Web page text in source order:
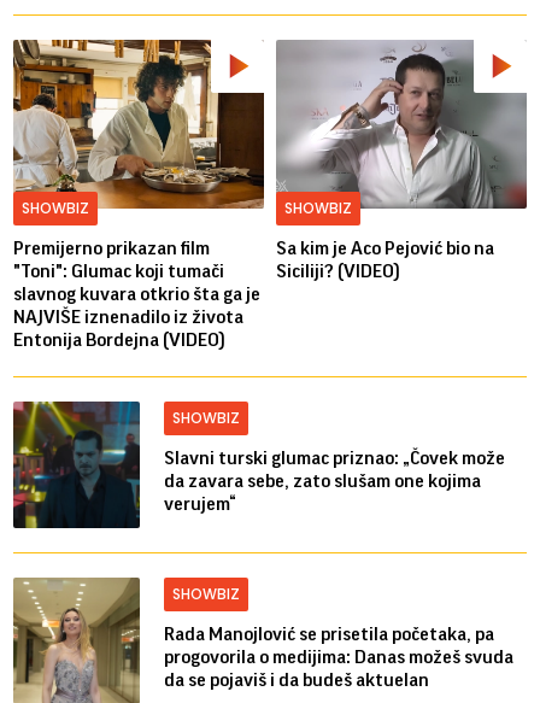
SHOWBIZ
Premijerno prikazan film
"Toni": Glumac koji tumači
slavnog kuvara otkrio šta ga je
NAJVIŠE iznenadilo iz života
Entonija Bordejna (VIDEO)
SHOWBIZ
Sa kim je Aco Pejović bio na
Siciliji? (VIDEO)
SHOWBIZ
Slavni turski glumac priznao: „Čovek može
da zavara sebe, zato slušam one kojima
verujem“
SHOWBIZ
Rada Manojlović se prisetila početaka, pa
progovorila o medijima: Danas možeš svuda
da se pojaviš i da budeš aktuelan